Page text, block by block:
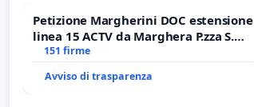
Petizione Margherini DOC estensione
linea 15 ACTV da Marghera P.zza S.
Antonio all'aeroporto Marco Polo
151 firme
Avviso di trasparenza